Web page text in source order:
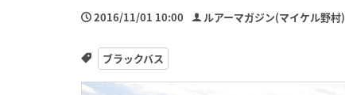
2016/11/01 10:00 ルアーマガジン(マイケル野村)
ブラックバス